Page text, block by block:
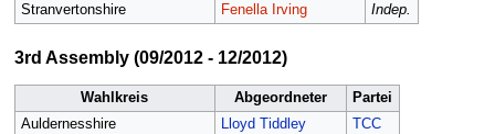
Stranvertonshire
Fenella Irving Indep.
3rd Assembly (09/2012 - 12/2012)
Wahlkreis Abgeordneter
Partei
Auldernesshire
Lloyd Tiddley
TCC